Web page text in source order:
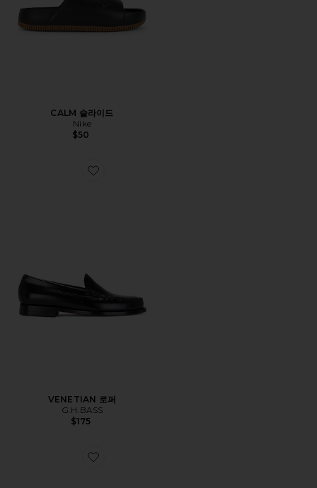
CALM 슬라이드
Nike
$50
Favorite VENETIAN 로퍼
VENETIAN 로퍼
G.H.BASS
$175
Favorite LARSON 로퍼